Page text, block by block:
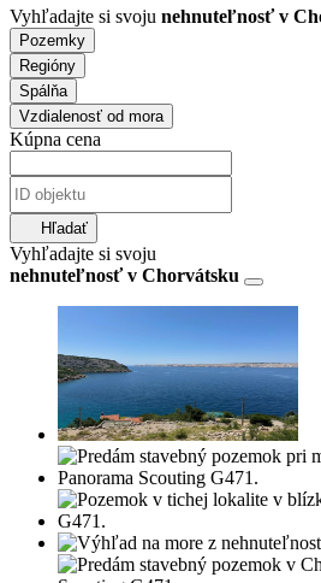
Vyhľadajte si svoju nehnuteľnosť v
Pozemky
Regióny
Spálňa
Vzdialenosť od mora
Kúpna cena
Hľadať
Vyhľadajte si svoju
nehnuteľnosť v Chorvátsku